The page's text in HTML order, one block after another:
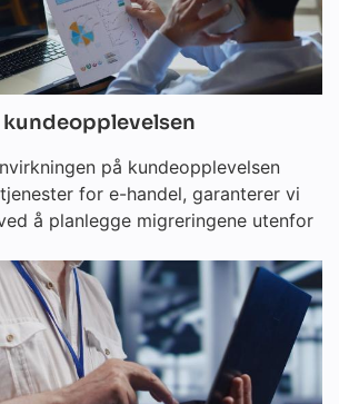
på kundeopplevelsen
for e-handel, garanterer vi
å planlegge migreringene utenfor